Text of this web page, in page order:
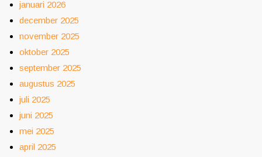
januari 2026
december 2025
november 2025
oktober 2025
september 2025
augustus 2025
juli 2025
juni 2025
mei 2025
april 2025